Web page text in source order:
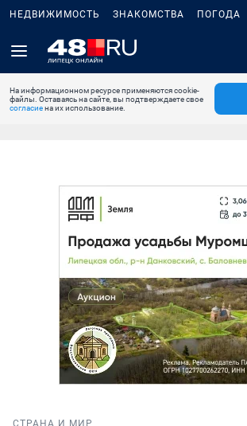
НЕДВИЖИМОСТЬ ЗНАКОМСТВА ПОГОДА
На информационном ресурсе применяются cookie-
файлы. Оставаясь на сайте, вы подтверждаете свое
согласиена их использование.
СТРАНА И МИР